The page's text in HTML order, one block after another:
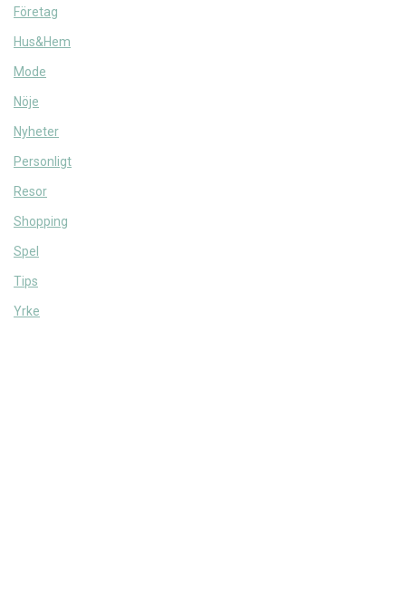
Företag
Hus&Hem
Mode
Nöje
Nyheter
Personligt
Resor
Shopping
Spel
Tips
Yrke